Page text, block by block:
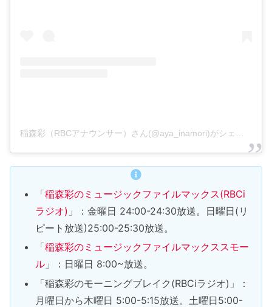
「稲森彩のミュージックファイルマックス(RBCi
ラジオ) 」：金曜日 24:00-24:30放送。日曜日(リ
ピート放送)25:00-25:30放送。
「稲森彩のミュージックファイルマックススモー
ル 」：日曜日 8:00~放送。
「稲森彩のモーニングブレイク(RBCiラジオ)」：
月曜日から木曜日 5:00-5:15放送。土曜日5:00-